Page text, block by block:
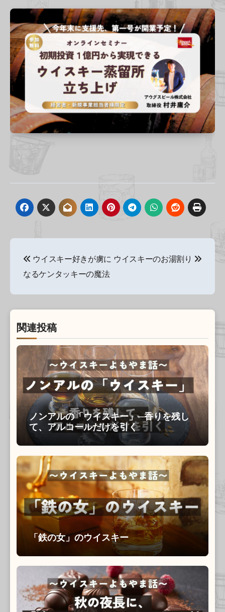
稿
ナ
ビ
ゲ
ー
シ
ョ
ン
ウイスキー好きが虜に
なるケンタッキーの魔法
ウイスキーのお湯割り
関連投稿
ノンアルの「ウイスキー」─香りを残し
て、アルコールだけを引く
「鉄の女」のウイスキー